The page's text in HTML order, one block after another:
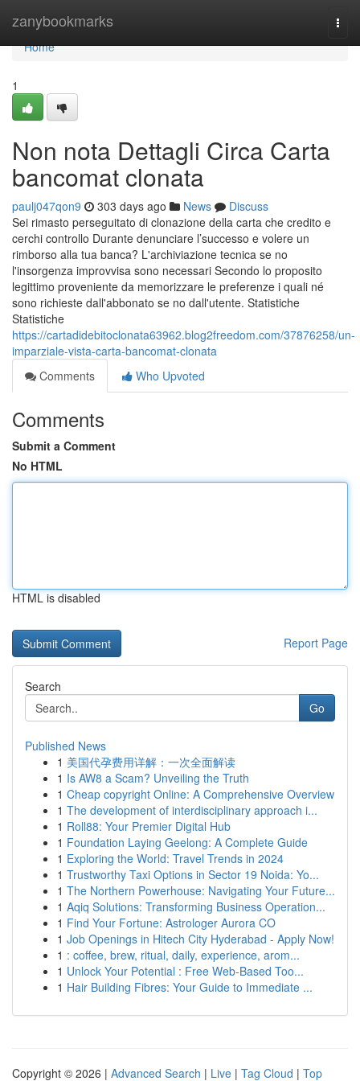
zanybookmarks
Home
Home
1
Non nota Dettagli Circa Carta
bancomat clonata
paulj047qon9 303 days ago News
Discuss
Sei rimasto perseguitato di clonazione della carta che credito e
cerchi controllo Durante denunciare l’successo e volere un
rimborso alla tua banca? L'archiviazione tecnica se no
l'insorgenza improvvisa sono necessari Secondo lo proposito
legittimo proveniente da memorizzare le preferenze i quali né
sono richieste dall'abbonato se no dall'utente. Statistiche
Statistiche
https://cartadidebitoclonata63962.blog2freedom.com/37876258/un-
imparziale-vista-carta-bancomat-clonata
Comments
Who Upvoted
Comments
Submit a Comment
No HTML
HTML is disabled
Report Page
Search
Go
Published News
1 美国代孕费用详解：一次全面解读
1 Is AW8 a Scam? Unveiling the Truth
1 Cheap copyright Online: A Comprehensive Overview
1 The development of interdisciplinary approach i...
1 Roll88: Your Premier Digital Hub
1 Foundation Laying Geelong: A Complete Guide
1 Exploring the World: Travel Trends in 2024
1 Trustworthy Taxi Options in Sector 19 Noida: Yo...
1 The Northern Powerhouse: Navigating Your Future...
1 Aqiq Solutions: Transforming Business Operation...
1 Find Your Fortune: Astrologer Aurora CO
1 Job Openings in Hitech City Hyderabad - Apply Now!
1 : coffee, brew, ritual, daily, experience, arom...
1 Unlock Your Potential : Free Web-Based Too...
1 Hair Building Fibres: Your Guide to Immediate ...
Copyright © 2026 | Advanced Search | Live | Tag Cloud | Top